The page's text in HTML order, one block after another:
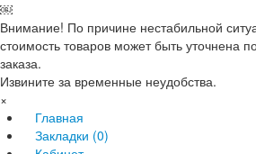
￼
Внимание! По причине нестабильной
стоимость товаров может быть уточнена
заказа.
Извините за временные неудобства.
×
Главная
Закладки (0)